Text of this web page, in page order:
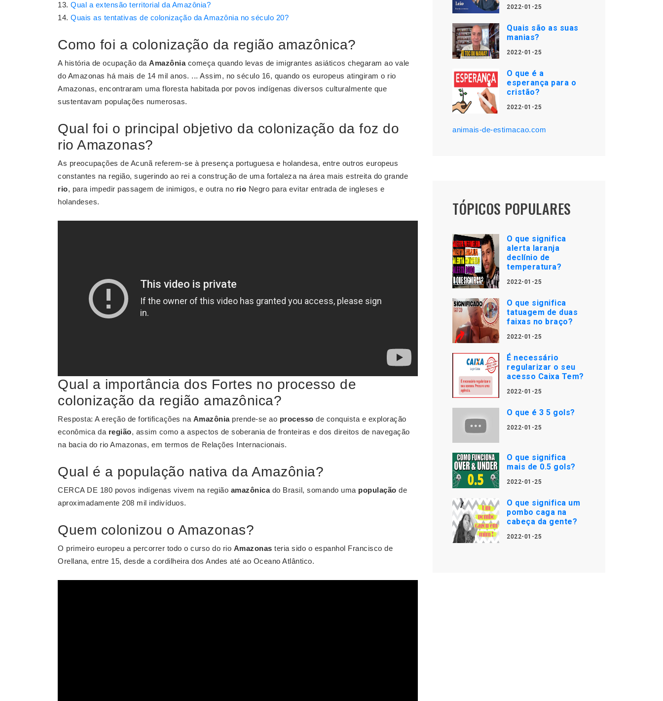
Qual a extensão territorial da Amazônia?
Quais as tentativas de colonização da Amazônia no século 20?
Como foi a colonização da região amazônica?
A história de ocupação da Amazôniacomeça quando levas de imigrantes asiáticos chegaram ao vale
do Amazonas há mais de 14 mil anos. ... Assim, no século 16, quando os europeus atingiram o rio
Amazonas, encontraram uma floresta habitada por povos indígenas diversos culturalmente que
sustentavam populações numerosas.
Qual foi o principal objetivo da colonização da foz do
rio Amazonas?
As preocupações de Acunã referem-se à presença portuguesa e holandesa, entre outros europeus
constantes na região, sugerindo ao rei a construção de uma fortaleza na área mais estreita do grande
rio, para impedir passagem de inimigos, e outra no rio Negro para evitar entrada de ingleses e
holandeses.
Qual a importância dos Fortes no processo de
colonização da região amazônica?
Resposta: A ereção de fortificações na Amazôniaprende-se ao processo de conquista e exploração
econômica da região, assim como a aspectos de soberania de fronteiras e dos direitos de navegação
na bacia do rio Amazonas, em termos de Relações Internacionais.
Qual é a população nativa da Amazônia?
CERCA DE 180 povos indígenas vivem na região amazônicado Brasil, somando uma população de
aproximadamente 208 mil indivíduos.
Quem colonizou o Amazonas?
O primeiro europeu a percorrer todo o curso do rio Amazonas teria sido o espanhol Francisco de
Orellana, entre 15, desde a cordilheira dos Andes até ao Oceano Atlântico.
2022-01-25
Quais são as suas
manias?
2022-01-25
O que é a
esperança para o
cristão?
2022-01-25
animais-de-estimacao.com
TÓPICOS POPULARES
O que significa
alerta laranja
declínio de
temperatura?
2022-01-25
O que significa
tatuagem de duas
faixas no braço?
2022-01-25
É necessário
regularizar o seu
acesso Caixa Tem?
2022-01-25
O que é 3 5 gols?
2022-01-25
O que significa
mais de 0.5 gols?
2022-01-25
O que significa um
pombo caga na
cabeça da gente?
2022-01-25